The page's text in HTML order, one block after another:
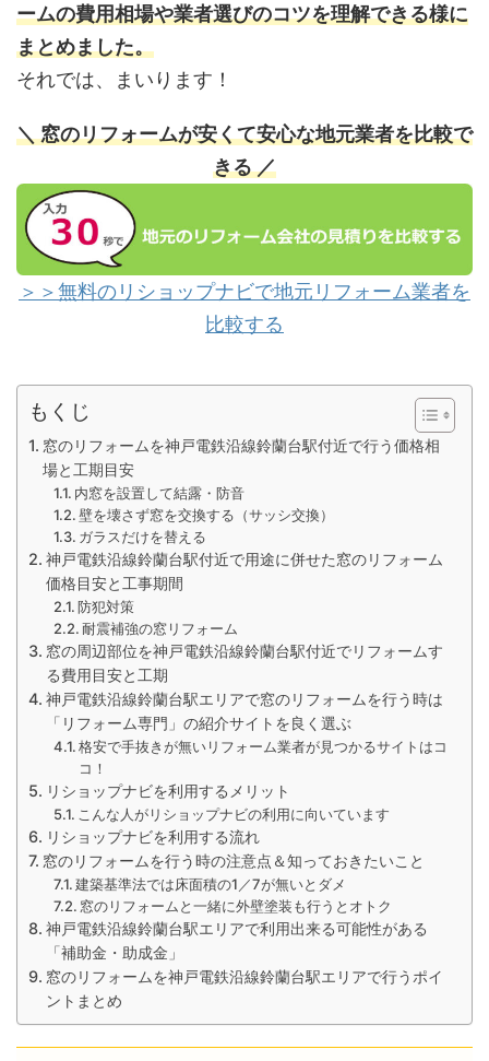
ームの費用相場や業者選びのコツを理解できる様に
まとめました。
それでは、まいります！
＼ 窓のリフォームが安くて安心な地元業者を比較で
きる ／
＞＞無料のリショップナビで地元リフォーム業者を
比較する
もくじ
窓のリフォームを神戸電鉄沿線鈴蘭台駅付近で行う価格相
場と工期目安
内窓を設置して結露・防音
壁を壊さず窓を交換する（サッシ交換）
ガラスだけを替える
神戸電鉄沿線鈴蘭台駅付近で用途に併せた窓のリフォーム
価格目安と工事期間
防犯対策
耐震補強の窓リフォーム
窓の周辺部位を神戸電鉄沿線鈴蘭台駅付近でリフォームす
る費用目安と工期
神戸電鉄沿線鈴蘭台駅エリアで窓のリフォームを行う時は
「リフォーム専門」の紹介サイトを良く選ぶ
格安で手抜きが無いリフォーム業者が見つかるサイトはコ
コ！
リショップナビを利用するメリット
こんな人がリショップナビの利用に向いています
リショップナビを利用する流れ
窓のリフォームを行う時の注意点＆知っておきたいこと
建築基準法では床面積の1／7が無いとダメ
窓のリフォームと一緒に外壁塗装も行うとオトク
神戸電鉄沿線鈴蘭台駅エリアで利用出来る可能性がある
「補助金・助成金」
窓のリフォームを神戸電鉄沿線鈴蘭台駅エリアで行うポイ
ントまとめ